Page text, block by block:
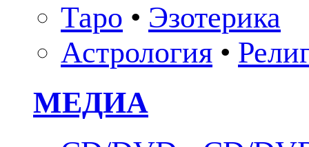
Таро • Эзотерика
Астрология •
МЕДИА